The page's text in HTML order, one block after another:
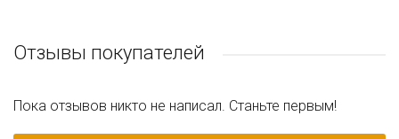
Отзывы покупателей
Пока отзывов никто не написал. Станьте первым!